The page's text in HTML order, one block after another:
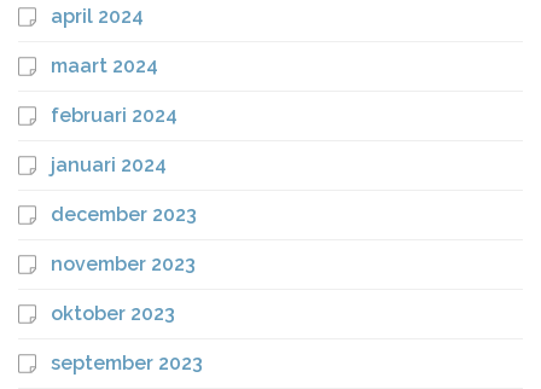
april 2024
maart 2024
februari 2024
januari 2024
december 2023
november 2023
oktober 2023
september 2023